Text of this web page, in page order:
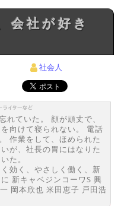
社会人
れていた。 顔が頑丈で、
向けて寝られない。 電話
作業をして、ほめられた
が、社長の胃にはなりた
た。
効く、やさしく働く、新
新キャベジンコーワS 興
岡本欣也 米田恵子 戸田浩